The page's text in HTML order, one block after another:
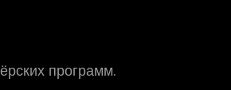
программ.